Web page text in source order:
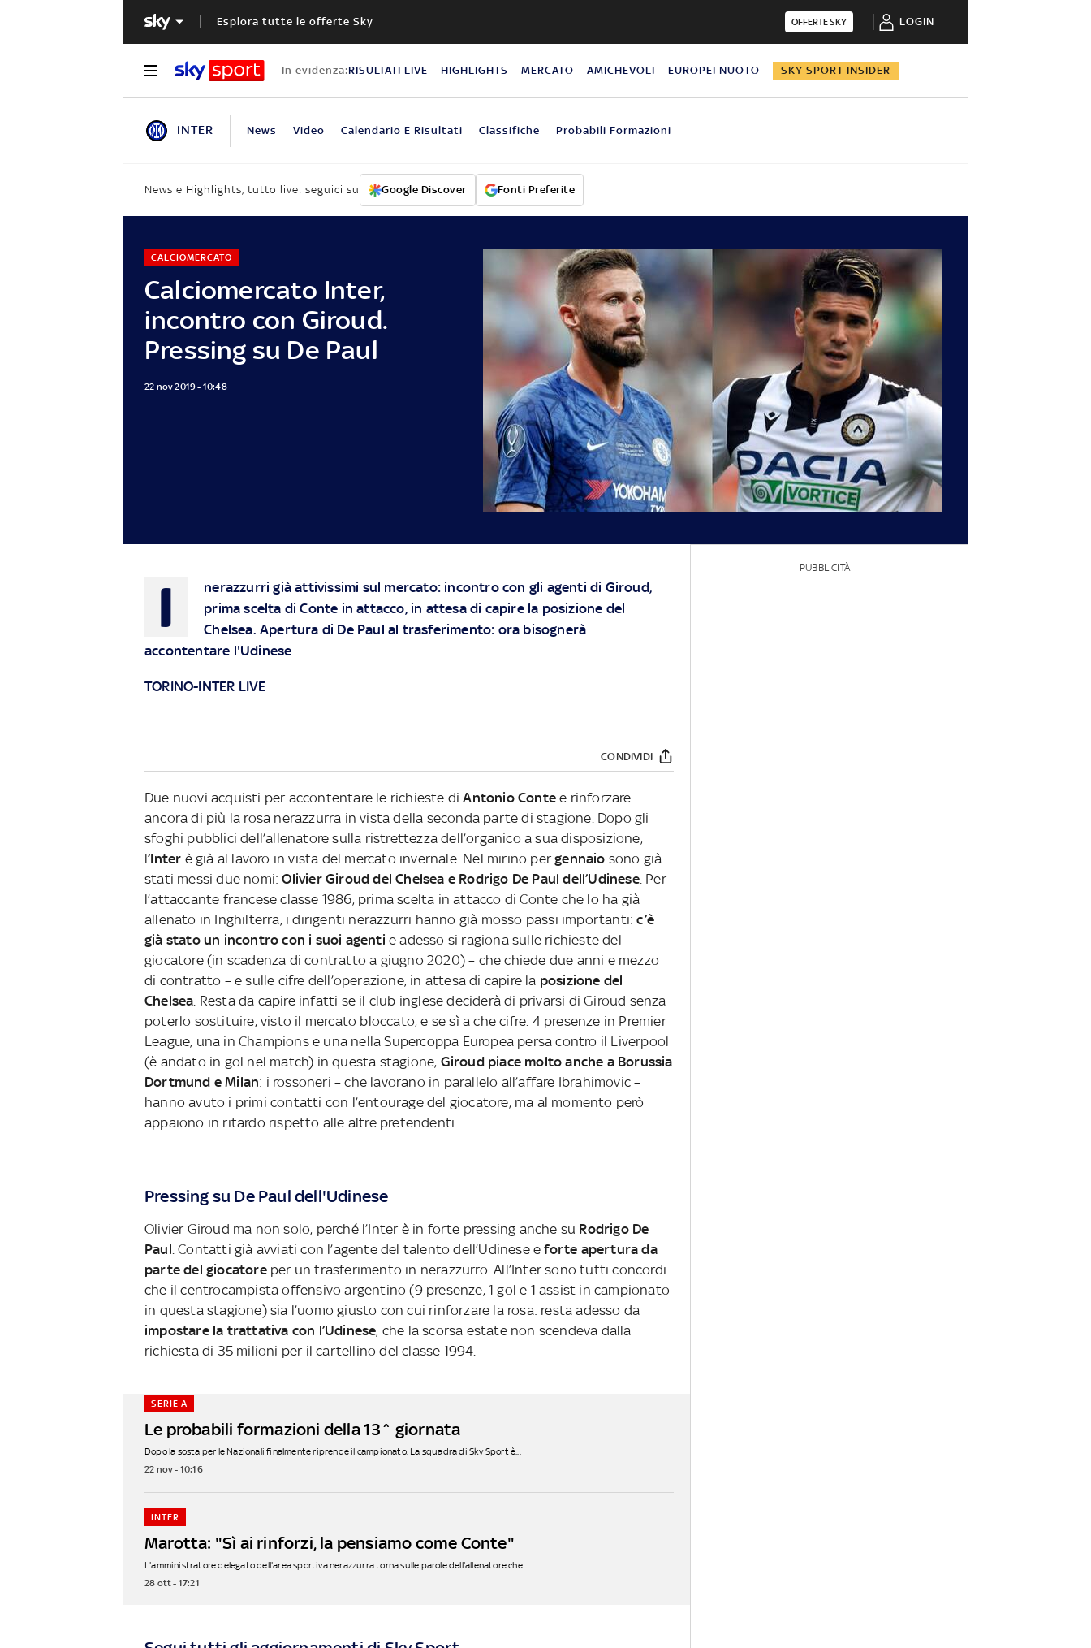
Esplora tutte le offerte Sky OFFERTE SKY LOGIN
In evidenza:RISULTATI LIVE HIGHLIGHTS MERCATO AMICHEVOLI EUROPEI NUOTO SKY SPORT INSIDER
INTER News Video Calendario E Risultati Classifiche Probabili Formazioni
News e Highlights, tutto live: seguici su Google Discover Fonti Preferite
Calciomercato Inter,
incontro con Giroud.
Pressing su De Paul
CALCIOMERCATO
22 nov 2019 - 10:48
I
nerazzurri già attivissimi sul mercato: incontro con gli agenti di Giroud,
prima scelta di Conte in attacco, in attesa di capire la posizione del
Chelsea. Apertura di De Paul al trasferimento: ora bisognerà
accontentare l'Udinese
TORINO-INTER LIVE
CONDIVIDI
Due nuovi acquisti per accontentare le richieste diAntonio Conte e rinforzare
ancora di più la rosa nerazzurra in vista della seconda parte di stagione. Dopo gli
sfoghi pubblici dell’allenatore sulla ristrettezza dell’organico a sua disposizione,
l’Inter è già al lavoro in vista del mercato invernale. Nel mirino pergennaio sono già
stati messi due nomi:Olivier Giroud del Chelsea e Rodrigo De Paul dell’Udinese. Per
l’attaccante francese classe 1986, prima scelta in attacco di Conte che lo ha già
allenato in Inghilterra, i dirigenti nerazzurri hanno già mosso passi importanti:c’è
già stato un incontro con i suoi agenti e adesso si ragiona sulle richieste del
giocatore (in scadenza di contratto a giugno 2020) – che chiede due anni e mezzo
di contratto – e sulle cifre dell’operazione, in attesa di capire la posizione del
Chelsea. Resta da capire infatti se il club inglese deciderà di privarsi di Giroud senza
poterlo sostituire, visto il mercato bloccato, e se sì a che cifre. 4 presenze in Premier
League, una in Champions e una nella Supercoppa Europea persa contro il Liverpool
(è andato in gol nel match) in questa stagione, Giroud piace molto anche a Borussia
Dortmund e Milan: i rossoneri – che lavorano in parallelo all’affare Ibrahimovic –
hanno avuto i primi contatti con l’entourage del giocatore, ma al momento però
appaiono in ritardo rispetto alle altre pretendenti.
Pressing su De Paul dell'Udinese
Olivier Giroud ma non solo, perché l’Inter è in forte pressing anche su Rodrigo De
Paul. Contatti già avviati con l’agente del talento dell’Udinese eforte apertura da
parte del giocatoreper un trasferimento in nerazzurro. All’Inter sono tutti concordi
che il centrocampista offensivo argentino (9 presenze, 1 gol e 1 assist in campionato
in questa stagione) sia l’uomo giusto con cui rinforzare la rosa: resta adesso da
impostare la trattativa con l’Udinese, che la scorsa estate non scendeva dalla
richiesta di 35 milioni per il cartellino del classe 1994.
Le probabili formazioni della 13^ giornata
SERIE A
Dopo la sosta per le Nazionali finalmente riprende il campionato. La squadra di Sky Sport è...
22 nov - 10:16
Marotta: "Sì ai rinforzi, la pensiamo come Conte"
INTER
L'amministratore delegato dell'area sportiva nerazzurra torna sulle parole dell'allenatore che...
28 ott - 17:21
PUBBLICITÀ